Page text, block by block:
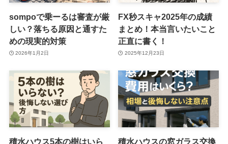
sompoで乗ーるは審査が厳
しい？落ちる原因と通すた
めの現実的対策
2026年1月2日
FX秒スキャ2025年の成績
まとめ！本当言いたいこと
正直に書く！
2025年12月23日
積水ハウス5本の樹はいら
積水ハウスの窓ガラス交換